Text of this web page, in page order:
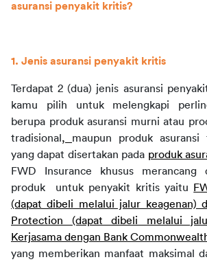
asuransi penyakit kritis?
1. Jenis asuransi penyakit kritis
Terdapat 2 (dua) jenis asuransi
kamu pilih untuk melengkapi
berupa produk asuransi murni atau
tradisional , maupun produk asuransi
yang dapat disertakan pada produk
FWD Insurance khusus merancang
produk  untuk penyakit kritis yaitu
(dapat dibeli melalui jalur keagenan)
Protection (dapat dibeli melalui
Kerjasama dengan Bank
yang memberikan manfaat maksimal